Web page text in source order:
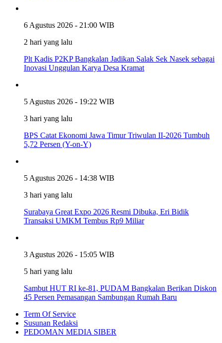
6 Agustus 2026 - 21:00 WIB
2 hari yang lalu
Plt Kadis P2KP Bangkalan Jadikan Salak Sek Nasek sebagai
Inovasi Unggulan Karya Desa Kramat
5 Agustus 2026 - 19:22 WIB
3 hari yang lalu
BPS Catat Ekonomi Jawa Timur Triwulan II-2026 Tumbuh
5,72 Persen (Y-on-Y)
5 Agustus 2026 - 14:38 WIB
3 hari yang lalu
Surabaya Great Expo 2026 Resmi Dibuka, Eri Bidik
Transaksi UMKM Tembus Rp9 Miliar
3 Agustus 2026 - 15:05 WIB
5 hari yang lalu
Sambut HUT RI ke-81, PUDAM Bangkalan Berikan Diskon
45 Persen Pemasangan Sambungan Rumah Baru
Term Of Service
Susunan Redaksi
PEDOMAN MEDIA SIBER